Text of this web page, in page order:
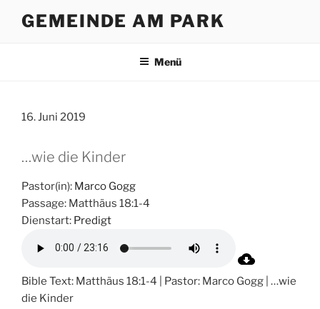
InhaltGEMEINDE AM PARK
Menü
16. Juni 2019
…wie die Kinder
Pastor(in): Marco Gogg
Passage: Matthäus 18:1-4
Dienstart: Predigt
Bible Text: Matthäus 18:1-4 | Pastor: Marco Gogg | …wie
die Kinder